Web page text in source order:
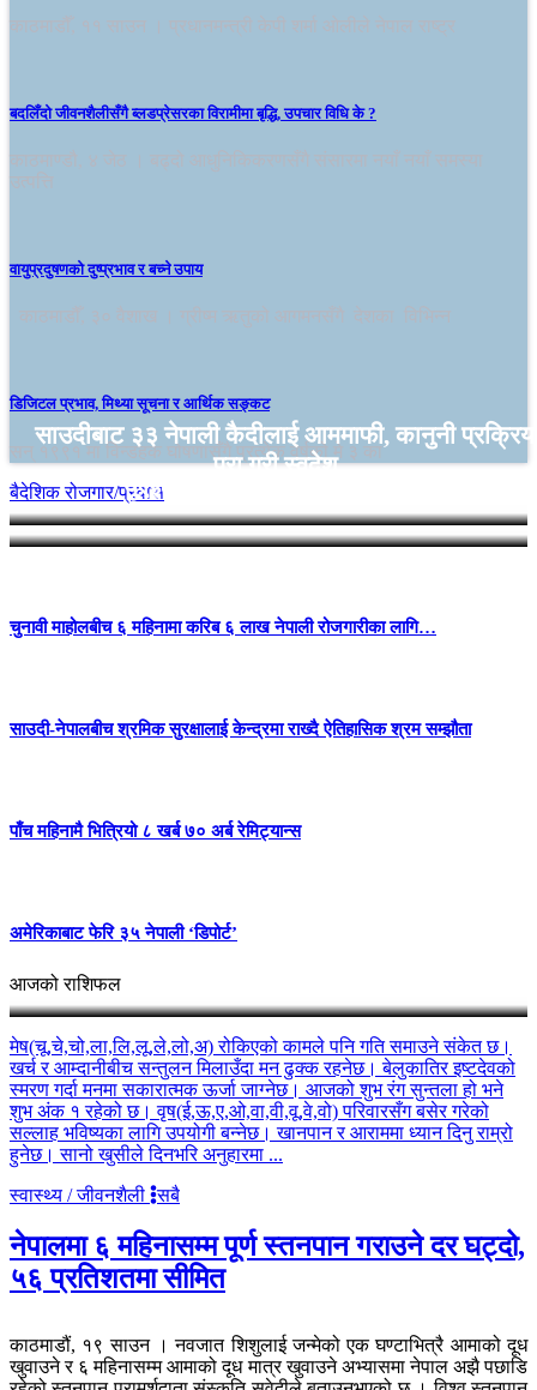
बदलिँदो जीवनशैलीसँगै ब्लडप्रेसरका विरामीमा बृद्धि, उपचार विधि के ?
वायुप्रदुषणको दुष्प्रभाव र बच्ने उपाय
डिजिटल प्रभाव, मिथ्या सूचना र आर्थिक सङ्कट
सन् १९९१ मा विन्डहक घोषणासँगै प्रत्येक वर्षको मे ३ का
बैदेशिक रोजगार/प्रवास
साउदीबाट ३३ नेपाली कैदीलाई आममाफी, कानुनी
पूरा गरी स्वदेश…
यूएईले २६७ नेपालीलाई दियो आममाफी
चुनावी माहोलबीच ६ महिनामा करिब ६ लाख नेपाली रोजगारीका लागि…
साउदी-नेपालबीच श्रमिक सुरक्षालाई केन्द्रमा राख्दै ऐतिहासिक श्रम सम्झौता
पाँच महिनामै भित्रियो ८ खर्ब ७० अर्ब रेमिट्यान्स
अमेरिकाबाट फेरि ३५ नेपाली ‘डिपोर्ट’
आजको राशिफल
मेष(चू,चे,चो,ला,लि,लू,ले,लो,अ) रोकिएको कामले पनि गति समाउने संकेत छ।
खर्च र आम्दानीबीच सन्तुलन मिलाउँदा मन ढुक्क रहनेछ। बेलुकातिर इष्टदेवको
स्मरण गर्दा मनमा सकारात्मक ऊर्जा जाग्नेछ। आजको शुभ रंग सुन्तला हो भने
शुभ अंक १ रहेको छ। वृष(ई,ऊ,ए,ओ,वा,वी,वू,वे,वो) परिवारसँग बसेर गरेको
सल्लाह भविष्यका लागि उपयोगी बन्नेछ। खानपान र आराममा ध्यान दिनु राम्रो
हुनेछ। सानो खुसीले दिनभरि अनुहारमा ...
स्वास्थ्य / जीवनशैली सबै
नेपालमा ६ महिनासम्म पूर्ण स्तनपान गराउने दर घट्दो,
५६ प्रतिशतमा सीमित
काठमाडौं, १९ साउन । नवजात शिशुलाई जन्मेको एक घण्टाभित्रै आमाको दूध
खुवाउने र ६ महिनासम्म आमाको दूध मात्र खुवाउने अभ्यासमा नेपाल अझै पछाडि